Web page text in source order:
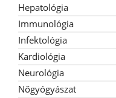
Hepatológia
Immunológia
Infektológia
Kardiológia
Neurológia
Nőgyógyászat